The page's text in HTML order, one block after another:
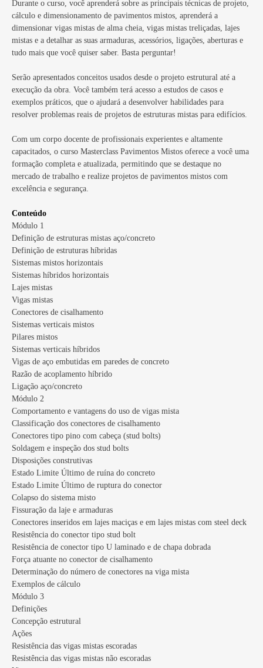
Durante o curso, você aprenderá sobre as principais técnicas de projeto,
cálculo e dimensionamento de pavimentos mistos, aprenderá a
dimensionar vigas mistas de alma cheia, vigas mistas treliçadas, lajes
mistas e a detalhar as suas armaduras, acessórios, ligações, aberturas e
tudo mais que você quiser saber. Basta perguntar!
Serão apresentados conceitos usados desde o projeto estrutural até a
execução da obra. Você também terá acesso a estudos de casos e
exemplos práticos, que o ajudará a desenvolver habilidades para
resolver problemas reais de projetos de estruturas mistas para edifícios.
Com um corpo docente de profissionais experientes e altamente
capacitados, o curso Masterclass Pavimentos Mistos oferece a você uma
formação completa e atualizada, permitindo que se destaque no
mercado de trabalho e realize projetos de pavimentos mistos com
excelência e segurança.
Conteúdo
Módulo 1
Definição de estruturas mistas aço/concreto
Definição de estruturas híbridas
Sistemas mistos horizontais
Sistemas híbridos horizontais
Lajes mistas
Vigas mistas
Conectores de cisalhamento
Sistemas verticais mistos
Pilares mistos
Sistemas verticais híbridos
Vigas de aço embutidas em paredes de concreto
Razão de acoplamento híbrido
Ligação aço/concreto
Módulo 2
Comportamento e vantagens do uso de vigas mista
Classificação dos conectores de cisalhamento
Conectores tipo pino com cabeça (stud bolts)
Soldagem e inspeção dos stud bolts
Disposições construtivas
Estado Limite Último de ruína do concreto
Estado Limite Último de ruptura do conector
Colapso do sistema misto
Fissuração da laje e armaduras
Conectores inseridos em lajes maciças e em lajes mistas com steel deck
Resistência do conector tipo stud bolt
Resistência de conector tipo U laminado e de chapa dobrada
Força atuante no conector de cisalhamento
Determinação do número de conectores na viga mista
Exemplos de cálculo
Módulo 3
Definições
Concepção estrutural
Ações
Resistência das vigas mistas escoradas
Resistência das vigas mistas não escoradas